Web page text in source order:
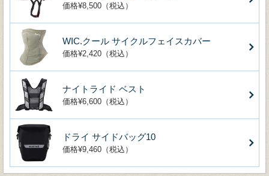
価格¥8,500（税込）
WIC.クール サイクルフェイスカバー
価格¥2,420（税込）
ナイトライド ベスト
価格¥6,600（税込）
ドライ サイドバッグ10
価格¥9,460（税込）